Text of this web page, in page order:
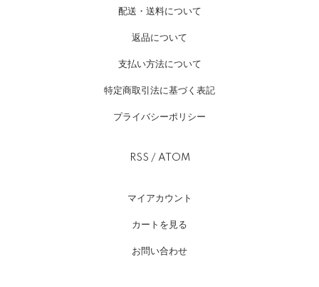
配送・送料について
返品について
支払い方法について
特定商取引法に基づく表記
プライバシーポリシー
RSS / ATOM
マイアカウント
カートを見る
お問い合わせ